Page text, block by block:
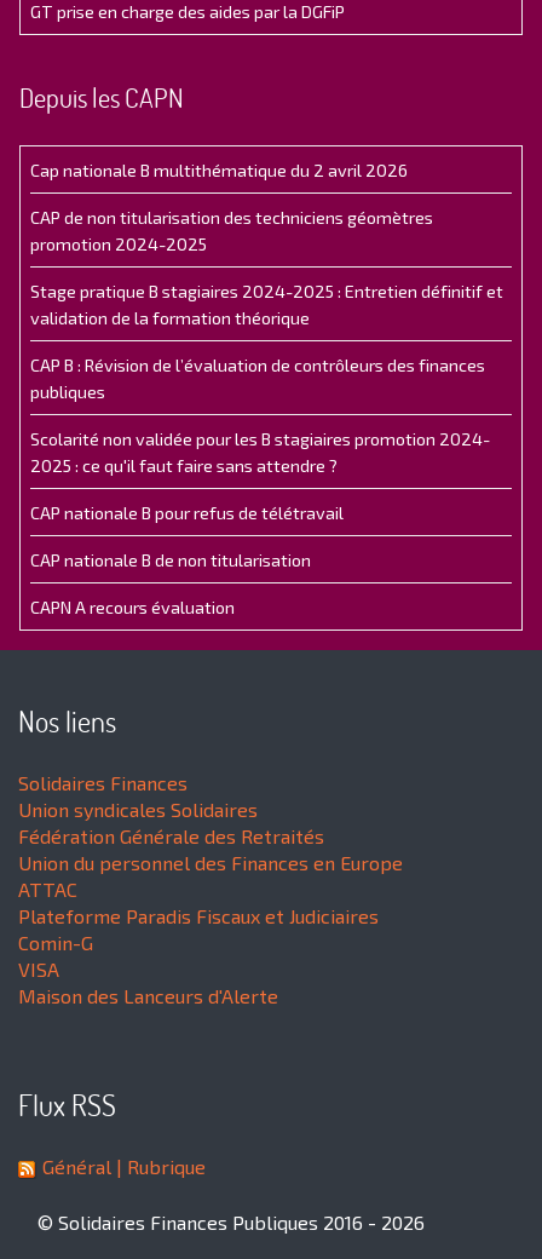
GT prise en charge des aides par la DGFiP
Depuis les CAPN
Cap nationale B multithématique du 2 avril 2026
CAP de non titularisation des techniciens géomètres
promotion 2024-2025
Stage pratique B stagiaires 2024-2025 : Entretien définitif et
validation de la formation théorique
CAP B : Révision de l’évaluation de contrôleurs des finances
publiques
Scolarité non validée pour les B stagiaires promotion 2024-
2025 : ce qu'il faut faire sans attendre ?
CAP nationale B pour refus de télétravail
CAP nationale B de non titularisation
CAPN A recours évaluation
Nos liens
Solidaires Finances
Union syndicales Solidaires
Fédération Générale des Retraités
Union du personnel des Finances en Europe
ATTAC
Plateforme Paradis Fiscaux et Judiciaires
Comin-G
VISA
Maison des Lanceurs d'Alerte
Flux RSS
Général | Rubrique
© Solidaires Finances Publiques 2016 - 2026